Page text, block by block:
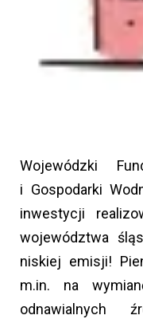
Wojewódzki
i Gospodarki
inwestycji
województwa
niskiej emisji!
m.in. na
odnawialnych